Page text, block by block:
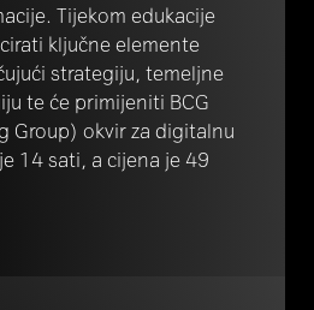
Tijekom edukacije
ključne elemente
strategiju, temeljne
te će primijeniti BCG
Group) okvir za digitalnu
14 sati, a cijena je 49